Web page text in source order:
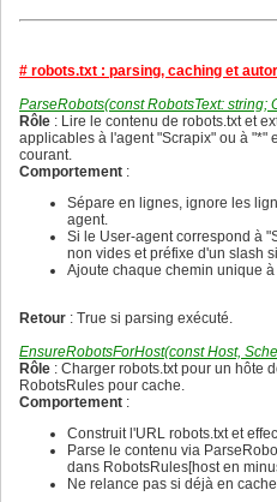
161
164
166
167
168
169
170
172
174
176
179
181
182
183
184
186
187
189
153
156
158
159
160
161
162
164
166
168
171
173
174
175
176
178
179
181
par un
begin
  try
    CurrentLang := ALang;
  finally
    LangLock.Leave;
  end;
{ GetLanguage
Retourne la langue
sous protection du
}
  LangLock.Enter;
Result :=
  finally
    LangLock.Leave;
  end;
end;
{ GetTranslate
Recherche la
- Si la clé est vide,
145
148
150
151
152
153
154
156
158
160
162
163
164
165
166
167
168
# robots.txt : parsing, caching et
ParseRobots(const RobotsText: string;
Rôle : Lire le contenu de robots.txt et
applicables à l'agent "Scrapix" ou à "*"
courant.
Comportement :
Sépare en lignes, ignore les
agent.
Si le User-agent correspond à
non vides et préfixe d'un slash
Ajoute chaque chemin unique à
Retour : True si parsing exécuté.
EnsureRobotsForHost(const Host,
Rôle : Charger robots.txt pour un hôte
RobotsRules pour cache.
Comportement :
Construit l'URL robots.txt et
Parse le contenu via
dans RobotsRules[host en
Ne relance pas si déjà en